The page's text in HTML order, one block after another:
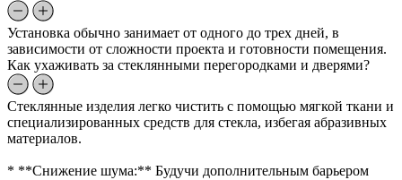
Установка обычно занимает от одного до трех дней, в
зависимости от сложности проекта и готовности помещения.
Как ухаживать за стеклянными перегородками и дверями?
Стеклянные изделия легко чистить с помощью мягкой ткани и
специализированных средств для стекла, избегая абразивных
материалов.
* **Снижение шума:** Будучи дополнительным барьером